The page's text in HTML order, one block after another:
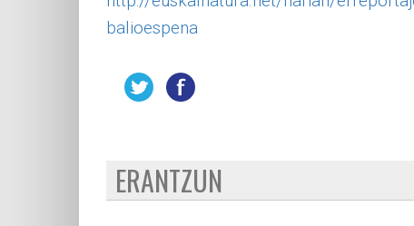
balioespena
ERANTZUN